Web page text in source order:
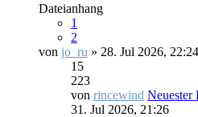
Dateianhang
1
2
von jo_ru » 28. Jul 2026,
15
223
von rincewind Neuester
31. Jul 2026, 21:26